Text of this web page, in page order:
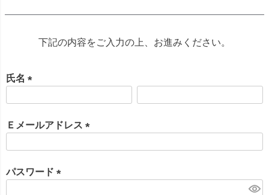
下記の内容をご入力の上、お進みください。
氏名
須
Ｅメールアドレス
パスワード